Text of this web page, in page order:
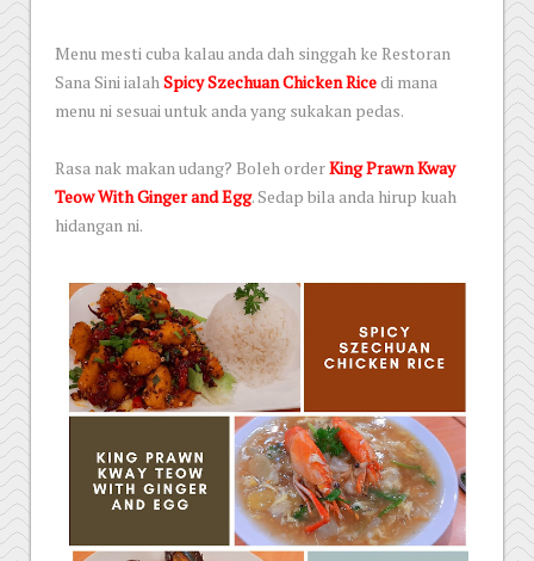
Menu mesti cuba kalau anda dah singgah ke Restoran
Sana Sini ialahSpicy Szechuan Chicken Ricedi mana
menu ni sesuai untuk anda yang sukakan pedas.
Rasa nak makan udang? Boleh orderKing Prawn Kway
Teow With Ginger and Egg. Sedap bila anda hirup kuah
hidangan ni.